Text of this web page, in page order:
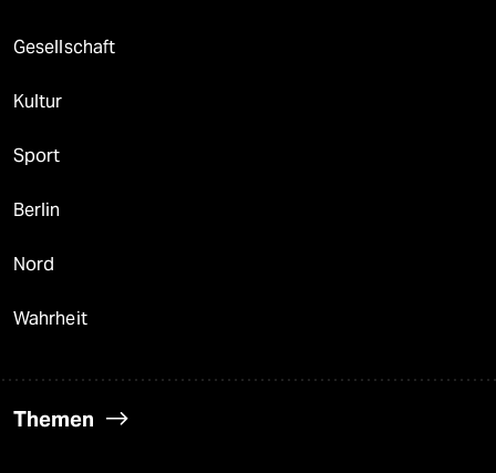
Gesellschaft
Kultur
Sport
Berlin
Nord
Wahrheit
Themen